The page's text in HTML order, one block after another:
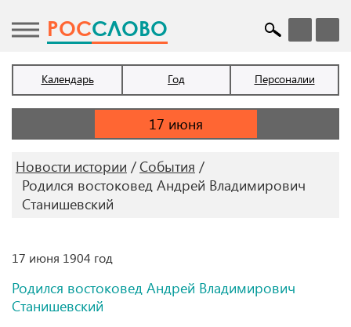
POCСЛОВО
Календарь Год Персоналии
Новости истории
События
Родился востоковед Андрей Владимирович
Станишевский
17 июня 1904 год
Родился востоковед Андрей Владимирович
Станишевский